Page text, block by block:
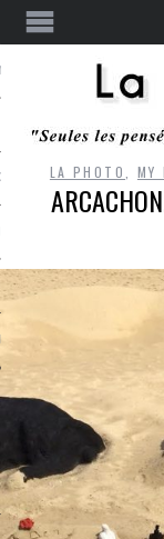
RESTER
MONROZIER
LA PHOTO MY